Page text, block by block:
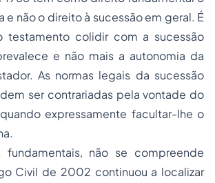
e não o direito à sucessão em geral. É
testamento colidir com a sucessão
e não mais a autonomia da
As normas legais da sucessão
ser contrariadas pela vontade do
expressamente facultar-lhe o
fundamentais, não se compreende
Civil de 2002 continuou a localizar